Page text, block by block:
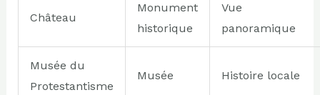
Château
Monument
historique
Vue
panoramique
Musée du
Protestantisme
Musée Histoire locale